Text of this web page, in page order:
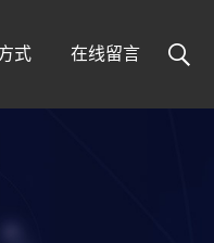
式 在线留言